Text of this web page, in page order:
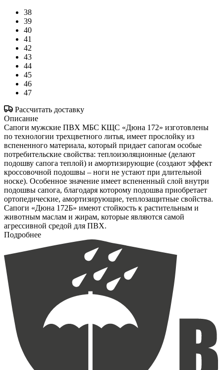
38
39
40
41
42
43
44
45
46
47
Рассчитать доставку
Описание
Сапоги мужские ПВХ МБС КЩС «Дюна 172» изготовлены
по технологии трехцветного литья, имеет прослойку из
вспененного материала, который придает сапогам особые
потребительские свойства: теплоизоляционные (делают
подошву сапога теплой) и амортизирующие (создают эффект
кроссовочной подошвы – ноги не устают при длительной
носке). Особенное значение имеет вспененный слой внутри
подошвы сапога, благодаря которому подошва приобретает
ортопедические, амортизирующие, теплозащитные свойства.
Сапоги «Дюна 172Б» имеют стойкость к растительным и
животным маслам и жирам, которые являются самой
агрессивной средой для ПВХ.
Подробнее